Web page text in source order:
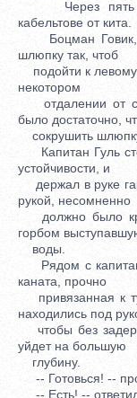
Через пять
кабельтове от кита.
Боцман Говик,
шлюпку так, чтоб
подойти к левому
некотором
отдалении от
было достаточно,
сокрушить
Капитан Гуль
устойчивости, и
держал в руке
рукой, несомненно
должно было
горбом
воды.
Рядом с
каната, прочно
привязанная к
находились под
чтобы без
уйдет на большую
глубину.
-- Готовься! --
-- Есть! -- ответил